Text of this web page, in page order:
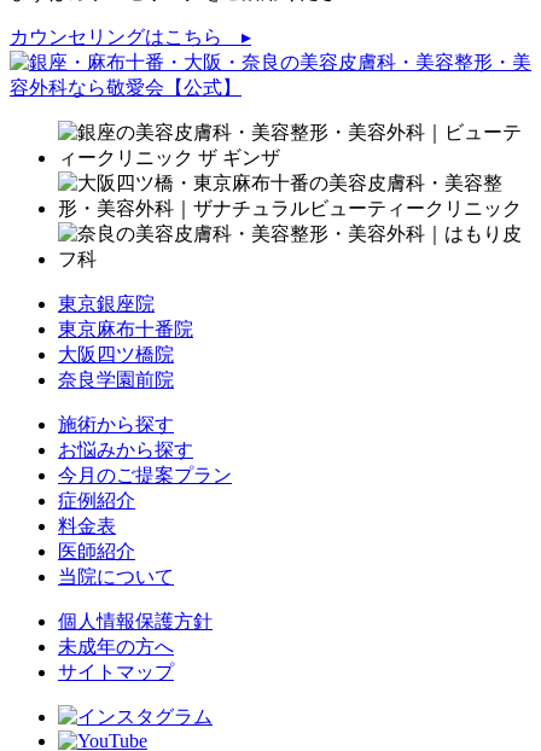
カウンセリングはこちら ▸
東京銀座院
東京麻布十番院
大阪四ツ橋院
奈良学園前院
施術から探す
お悩みから探す
今月のご提案プラン
症例紹介
料金表
医師紹介
当院について
個人情報保護方針
未成年の方へ
サイトマップ